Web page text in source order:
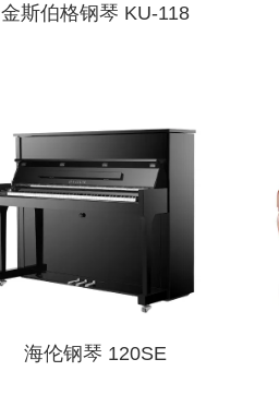
金斯伯格钢琴 KU-118
海伦钢琴 120SE